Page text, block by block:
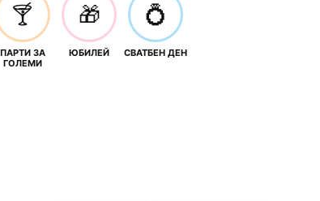
🍸
ПАРТИ ЗА
ГОЛЕМИ
🎁
ЮБИЛЕЙ
💍
СВАТБЕН ДЕН